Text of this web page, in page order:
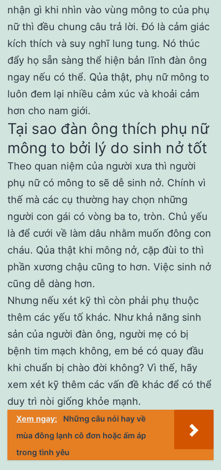
nhận gì khi nhìn vào vùng mông to của phụ
nữ thì đều chung câu trả lời. Đó là cảm giác
kích thích và suy nghĩ lung tung. Nó thúc
đẩy họ sẵn sàng thể hiện bản lĩnh đàn ông
ngay nếu có thể. Qủa thật, phụ nữ mông to
luôn đem lại nhiều cảm xúc và khoải cảm
hơn cho nam giới.
Tại sao đàn ông thích phụ nữ
mông to bởi lý do sinh nở tốt
Theo quan niệm của người xưa thì người
phụ nữ có mông to sẽ dễ sinh nở. Chính vì
thế mà các cụ thường hay chọn những
người con gái có vòng ba to, tròn. Chủ yếu
là để cưới về làm dâu nhằm muốn đông con
cháu. Qủa thật khi mông nở, cặp đùi to thì
phần xương chậu cũng to hơn. Việc sinh nở
cũng dễ dàng hơn.
Nhưng nếu xét kỹ thì còn phải phụ thuộc
thêm các yếu tố khác. Như khả năng sinh
sản của người đàn ông, người mẹ có bị
bệnh tim mạch không, em bé có quay đầu
khi chuẩn bị chào đời không? Vì thế, hãy
xem xét kỹ thêm các vấn đề khác để có thể
duy trì nòi giống khỏe mạnh.
Xem ngay:
Những câu nói hay về
mùa đông lạnh cô đơn hoặc ấm áp
trong tình yêu